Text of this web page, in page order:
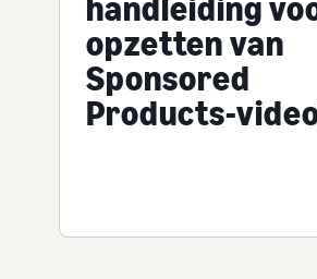
handleiding
opzetten van
Sponsored
Products-